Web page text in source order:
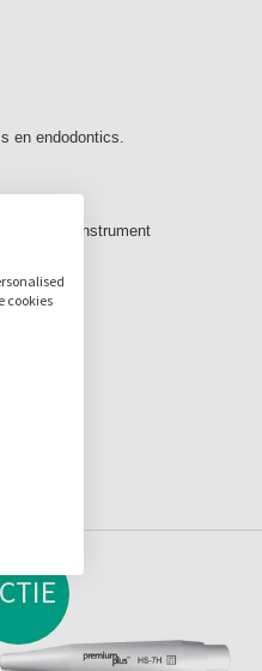
en endodontics.
van het instrument
cookies